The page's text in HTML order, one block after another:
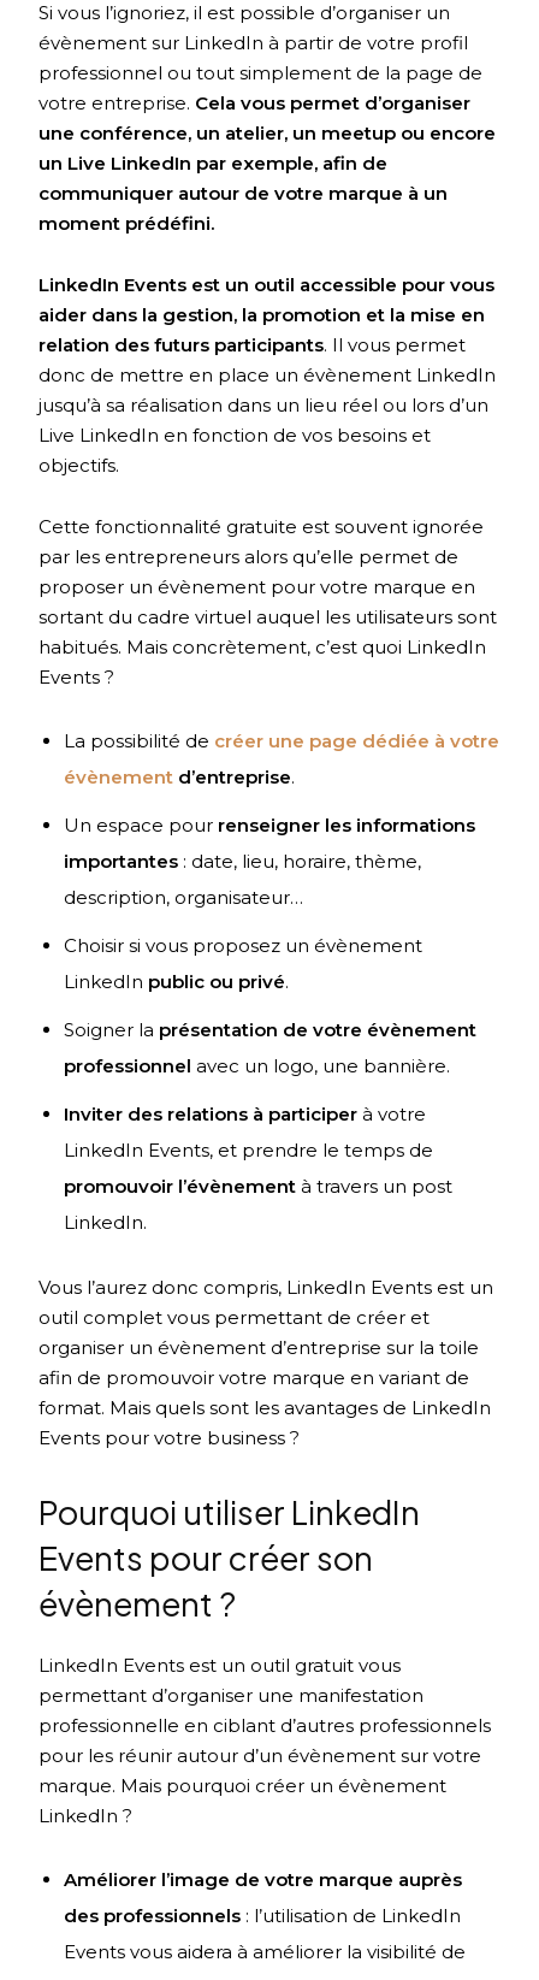
Si vous l’ignoriez, il est possible d’organiser un
évènement sur LinkedIn à partir de votre profil
professionnel ou tout simplement de la page de
votre entreprise. Cela vous permet d’organiser
une conférence, un atelier, un meetup ou encore
un Live LinkedIn par exemple, afin de
communiquer autour de votre marque à un
moment prédéfini.
LinkedIn Events est un outil accessible pour vous
aider dans la gestion, la promotion et la mise en
relation des futurs participants. Il vous permet
donc de mettre en place un évènement LinkedIn
jusqu’à sa réalisation dans un lieu réel ou lors d’un
Live LinkedIn en fonction de vos besoins et
objectifs.
Cette fonctionnalité gratuite est souvent ignorée
par les entrepreneurs alors qu’elle permet de
proposer un évènement pour votre marque en
sortant du cadre virtuel auquel les utilisateurs sont
habitués. Mais concrètement, c’est quoi LinkedIn
Events ?
La possibilité de créer une page dédiée à votre
évènement d’entreprise.
Un espace pour renseigner les informations
importantes : date, lieu, horaire, thème,
description, organisateur…
Choisir si vous proposez un évènement
LinkedIn public ou privé.
Soigner la présentation de votre évènement
professionnel avec un logo, une bannière.
Inviter des relations à participer à votre
LinkedIn Events, et prendre le temps de
promouvoir l’évènementà travers un post
LinkedIn.
Vous l’aurez donc compris, LinkedIn Events est un
outil complet vous permettant de créer et
organiser un évènement d’entreprise sur la toile
afin de promouvoir votre marque en variant de
format. Mais quels sont les avantages de LinkedIn
Events pour votre business ?
Pourquoi utiliser LinkedIn
Events pour créer son
évènement ?
LinkedIn Events est un outil gratuit vous
permettant d’organiser une manifestation
professionnelle en ciblant d’autres professionnels
pour les réunir autour d’un évènement sur votre
marque. Mais pourquoi créer un évènement
LinkedIn ?
Améliorer l’image de votre marque auprès
des professionnels : l’utilisation de LinkedIn
Events vous aidera à améliorer la visibilité de